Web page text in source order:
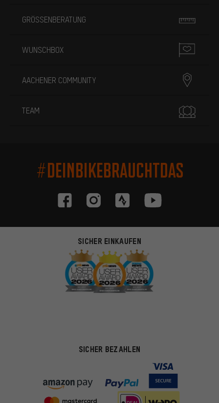
GRÖSSENBERATUNG
WUNSCHBOX
AACHENER COMMUNITY
TEAM
#DEINBIKEBRAUCHTDAS
SICHER EINKAUFEN
SICHER BEZAHLEN